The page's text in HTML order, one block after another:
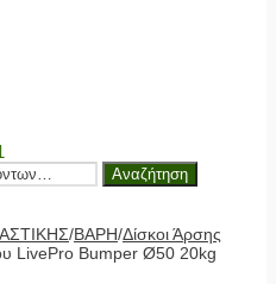
Αναζήτηση
/ΒΑΡΗ/Δίσκοι Άρσης
LivePro Bumper Ø50 20kg